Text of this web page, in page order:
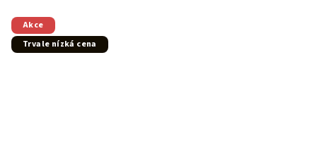
Akce
Trvale nízká cena